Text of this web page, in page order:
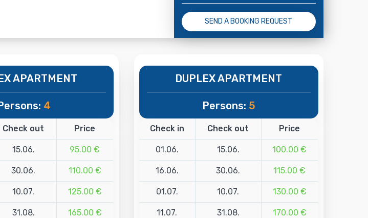
SEND A BOOKING REQUEST
APARTMENT
4
Check out Price
15.06. 95.00 €
30.06. 110.00 €
10.07. 125.00 €
31.08. 165.00 €
DUPLEX APARTMENT
Persons: 5
Check in Check out Price
01.06. 15.06. 100.00 €
16.06. 30.06. 115.00 €
01.07. 10.07. 130.00 €
11.07. 31.08. 170.00 €